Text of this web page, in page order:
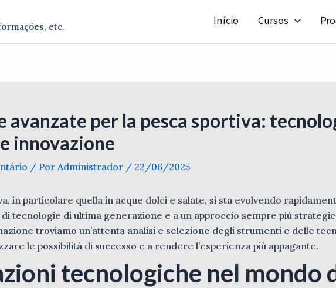
etc.
Início Cursos
avanzate per la pesca sportiva:
innovazione
/ Por Administrador / 22/06/2025
in particolare quella in acque dolci e salate, si sta evolvendo
di tecnologie di ultima generazione e a un approccio sempre più
troviamo un’attenta analisi e selezione degli strumenti e delle
le possibilità di successo e a rendere l’esperienza più appagante.
tecnologiche nel mondo